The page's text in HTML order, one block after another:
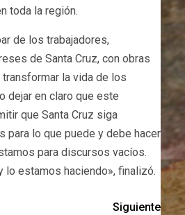
toda la región.
de los trabajadores,
de Santa Cruz, con obras
la vida de los
dejar en claro que este
que Santa Cruz siga
para lo que puede y debe hacer
para discursos vacíos.
lo estamos haciendo», finalizó.
Siguiente